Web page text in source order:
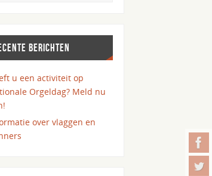
BERICHTEN
u een activiteit op
Orgeldag? Meld nu
over vlaggen en